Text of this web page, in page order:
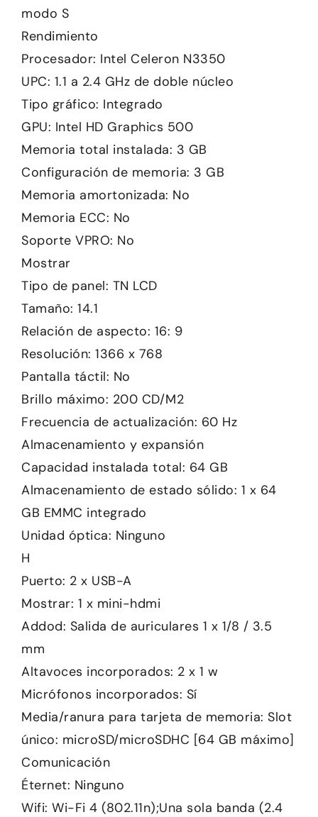
modo S
Rendimiento
Procesador: Intel Celeron N3350
UPC: 1.1 a 2.4 GHz de doble núcleo
Tipo gráfico: Integrado
GPU: Intel HD Graphics 500
Memoria total instalada: 3 GB
Configuración de memoria: 3 GB
Memoria amortonizada: No
Memoria ECC: No
Soporte VPRO: No
Mostrar
Tipo de panel: TN LCD
Tamaño: 14.1
Relación de aspecto: 16: 9
Resolución: 1366 x 768
Pantalla táctil: No
Brillo máximo: 200 CD/M2
Frecuencia de actualización: 60 Hz
Almacenamiento y expansión
Capacidad instalada total: 64 GB
Almacenamiento de estado sólido: 1 x 64
GB EMMC integrado
Unidad óptica: Ninguno
H
Puerto: 2 x USB-A
Mostrar: 1 x mini-hdmi
Addod: Salida de auriculares 1 x 1/8 / 3.5
mm
Altavoces incorporados: 2 x 1 w
Micrófonos incorporados: Sí
Media/ranura para tarjeta de memoria: Slot
único: microSD/microSDHC [64 GB máximo]
Comunicación
Éternet: Ninguno
Wifi: Wi-Fi 4 (802.11n);Una sola banda (2.4